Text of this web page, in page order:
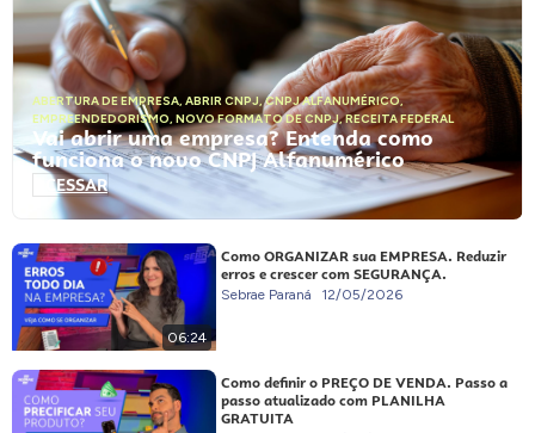
ABERTURA DE EMPRESA, ABRIR CNPJ,CNPJ ALFANUMÉRICO,
EMPREENDEDORISMO, NOVO FORMATO DE CNPJ,RECEITA FEDERAL
Vai abrir uma empresa? Entenda como
funciona o novo CNPJ Alfanumérico
ACESSAR
06:24
Como ORGANIZAR sua EMPRESA. Reduzir
erros e crescer com SEGURANÇA.
Sebrae Paraná 12/05/2026
Como definir o PREÇO DE VENDA. Passo a
passo atualizado com PLANILHA
GRATUITA